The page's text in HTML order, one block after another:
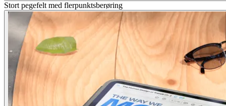
Stort pegefelt med flerpunktsberøring